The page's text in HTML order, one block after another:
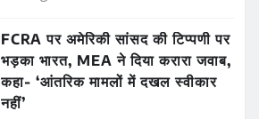
FCRA पर अमेरिकी सांसद की टिप्पणी पर
भड़का भारत, MEA ने दिया करारा जवाब,
कहा- ‘आंतरिक मामलों में दखल स्वीकार
नहीं’